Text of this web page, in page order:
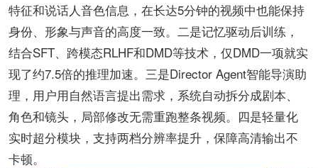
特征和说话人音色信息，在长达5分钟的视频中也能保持
身份、形象与声音的高度一致。二是记忆驱动后训练，
结合SFT、跨模态RLHF和DMD等技术，仅DMD一项就实
现了约7.5倍的推理加速。三是Director Agent智能导演助
理，用户用自然语言提出需求，系统自动拆分成剧本、
角色和镜头，局部修改无需重跑整条视频。四是轻量化
实时超分模块，支持两档分辨率提升，保障高清输出不
卡顿。